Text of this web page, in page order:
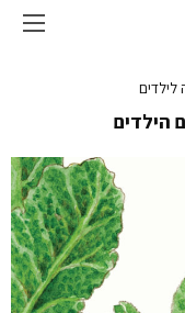
לילדים
הילדים